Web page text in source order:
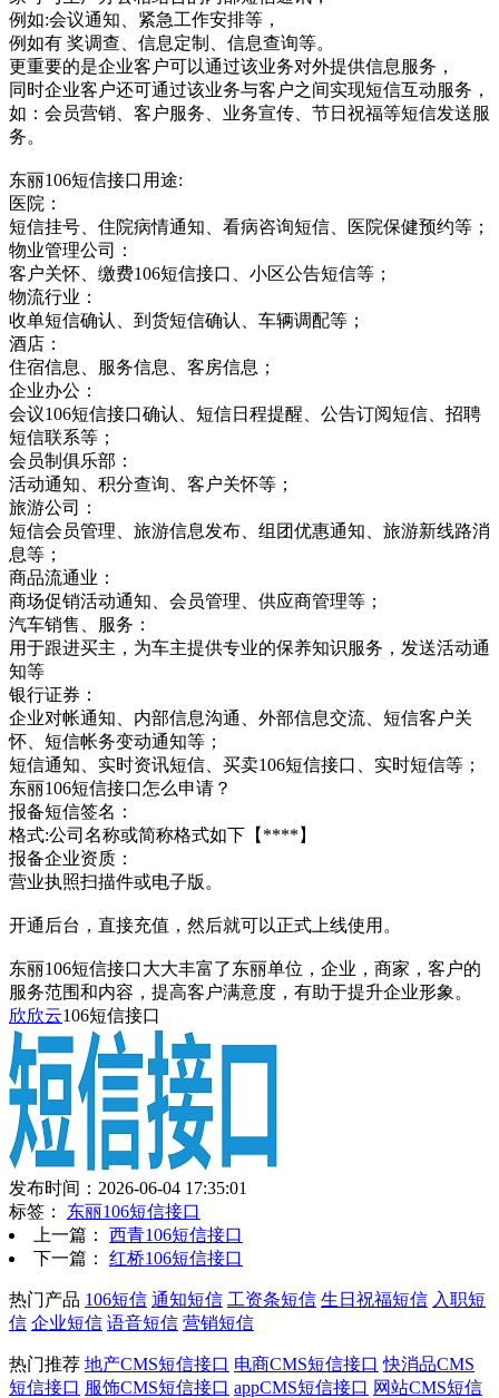
例如:会议通知、紧急工作安排等，
例如有 奖调查、信息定制、信息查询等。
更重要的是企业客户可以通过该业务对外提供信息服务，
同时企业客户还可通过该业务与客户之间实现短信互动服务，
如：会员营销、客户服务、业务宣传、节日祝福等短信发送服
务。
东丽106短信接口用途:
医院：
短信挂号、住院病情通知、看病咨询短信、医院保健预约等；
物业管理公司：
客户关怀、缴费106短信接口、小区公告短信等；
物流行业：
收单短信确认、到货短信确认、车辆调配等；
酒店：
住宿信息、服务信息、客房信息；
企业办公：
会议106短信接口确认、短信日程提醒、公告订阅短信、招聘
短信联系等；
会员制俱乐部：
活动通知、积分查询、客户关怀等；
旅游公司：
短信会员管理、旅游信息发布、组团优惠通知、旅游新线路消
息等；
商品流通业：
商场促销活动通知、会员管理、供应商管理等；
汽车销售、服务：
用于跟进买主，为车主提供专业的保养知识服务，发送活动通
知等
银行证券：
企业对帐通知、内部信息沟通、外部信息交流、短信客户关
怀、短信帐务变动通知等；
短信通知、实时资讯短信、买卖106短信接口、实时短信等；
东丽106短信接口怎么申请？
报备短信签名：
格式:公司名称或简称格式如下【****】
报备企业资质：
营业执照扫描件或电子版。
开通后台，直接充值，然后就可以正式上线使用。
东丽106短信接口大大丰富了东丽单位，企业，商家，客户的
服务范围和内容，提高客户满意度，有助于提升企业形象。
欣欣云106短信接口
发布时间：2026-06-04 17:35:01
标签： 东丽106短信接口
上一篇： 西青106短信接口
下一篇： 红桥106短信接口
热门产品 106短信 通知短信 工资条短信 生日祝福短信 入职短
信 企业短信 语音短信 营销短信
热门推荐 地产CMS短信接口 电商CMS短信接口 快消品CMS
短信接口 服饰CMS短信接口 appCMS短信接口 网站CMS短信